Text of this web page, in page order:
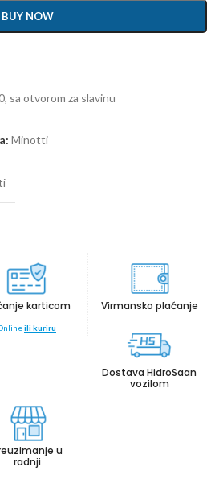
BUY NOW
sa otvorom za slavinu
Minotti
karticom
ili kuriru
Virmansko plaćanje
Dostava HidroSaan
vozilom
u
radnji